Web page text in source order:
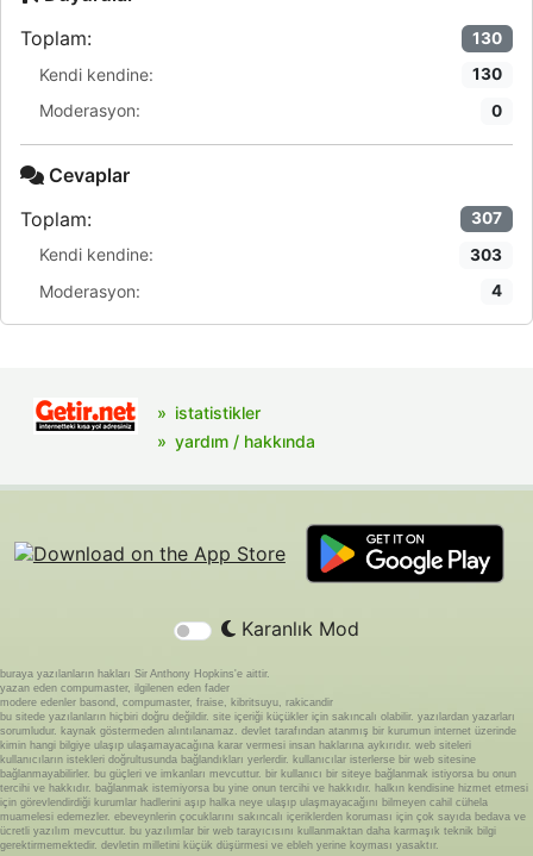
Toplam:
130
Kendi kendine: 130
Moderasyon: 0
Cevaplar
Toplam:
307
Kendi kendine: 303
Moderasyon: 4
istatistikler
yardım / hakkında
Karanlık Mod
buraya yazılanların hakları Sir Anthony Hopkins'e aittir.
yazan eden compumaster, ilgilenen eden fader
modere edenler basond, compumaster, fraise, kibritsuyu, rakicandir
bu sitede yazılanların hiçbiri doğru değildir. site içeriği küçükler için sakıncalı olabilir. yazılardan yazarları
sorumludur. kaynak göstermeden alıntılanamaz. devlet tarafından atanmış bir kurumun internet üzerinde
kimin hangi bilgiye ulaşıp ulaşamayacağına karar vermesi insan haklarına aykırıdır. web siteleri
kullanıcıların istekleri doğrultusunda bağlandıkları yerlerdir. kullanıcılar isterlerse bir web sitesine
bağlanmayabilirler. bu güçleri ve imkanları mevcuttur. bir kullanıcı bir siteye bağlanmak istiyorsa bu onun
tercihi ve hakkıdır. bağlanmak istemiyorsa bu yine onun tercihi ve hakkıdır. halkın kendisine hizmet etmesi
için görevlendirdiği kurumlar hadlerini aşıp halka neye ulaşıp ulaşmayacağını bilmeyen cahil cühela
muamelesi edemezler. ebeveynlerin çocuklarını sakıncalı içeriklerden koruması için çok sayıda bedava ve
ücretli yazılım mevcuttur. bu yazılımlar bir web tarayıcısını kullanmaktan daha karmaşık teknik bilgi
gerektirmemektedir. devletin milletini küçük düşürmesi ve ebleh yerine koyması yasaktır.